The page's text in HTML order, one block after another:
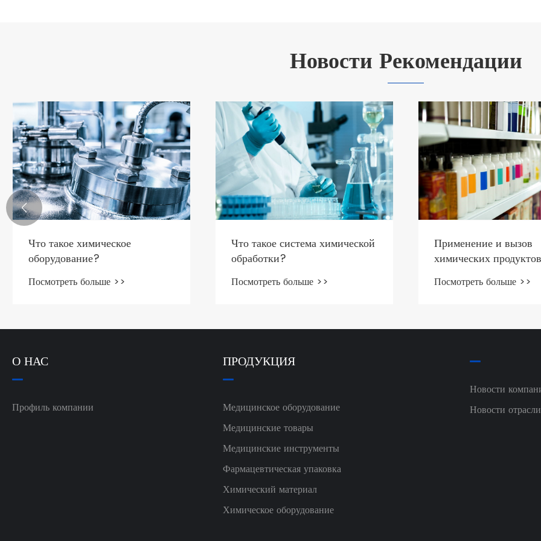
Новости Рекомендации
Что такое химическое
оборудование?
Посмотреть больше >>
Что такое система химической
обработки?
Посмотреть больше >>
Применение и вызов
химических
Посмотреть больше >>

О НАС
Профиль компании
ПРОДУКЦИЯ
Медицинское оборудование
Медицинские товары
Медицинские инструменты
Фармацевтическая упаковка
Химический материал
Химическое оборудование
Новости
Новости отрасли